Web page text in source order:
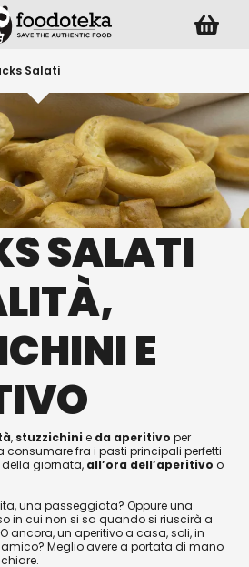
Salati
SALATI
E
, stuzzichini e da aperitivo per
consumare fra i pasti principali perfetti
giornata, all’ora dell’aperitivo o
una passeggiata? Oppure una
in cui non si sa quando si riuscirà a
ancora, un aperitivo a casa, soli, in
Meglio avere a portata di mano